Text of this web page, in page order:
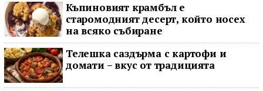
Къпиновият крамбъл е
старомодният десерт, който носех
на всяко събиране
Телешка саздърма с картофи и
домати – вкус от традицията